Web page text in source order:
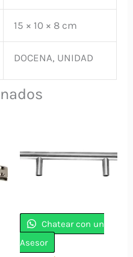
15 × 10 × 8 cm
DOCENA, UNIDAD
Chatear con un
Asesor